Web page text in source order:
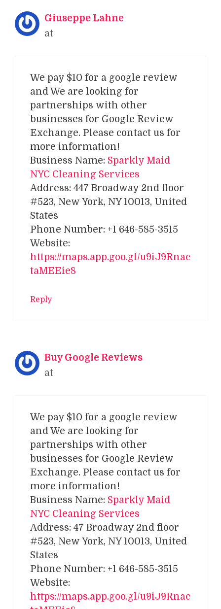
Giuseppe Lahne
at
We pay $10 for a google review
and We are looking for
partnerships with other
businesses for Google Review
Exchange. Please contact us for
more information!
Business Name: Sparkly Maid
NYC Cleaning Services
Address: 447 Broadway 2nd floor
#523, New York, NY 10013, United
States
Phone Number: +1 646-585-3515
Website:
https://maps.app.goo.gl/u9iJ9Rnac
taMEEie8
Reply
Buy Google Reviews
at
We pay $10 for a google review
and We are looking for
partnerships with other
businesses for Google Review
Exchange. Please contact us for
more information!
Business Name: Sparkly Maid
NYC Cleaning Services
Address: 47 Broadway 2nd floor
#523, New York, NY 10013, United
States
Phone Number: +1 646-585-3515
Website:
https://maps.app.goo.gl/u9iJ9Rnac